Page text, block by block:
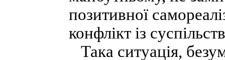
позитивної
конфлікт із
Така ситуація,